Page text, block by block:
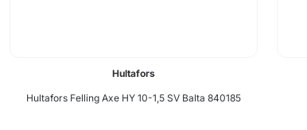
Hultafors
Hultafors Felling Axe HY 10-1,5 SV Balta 840185